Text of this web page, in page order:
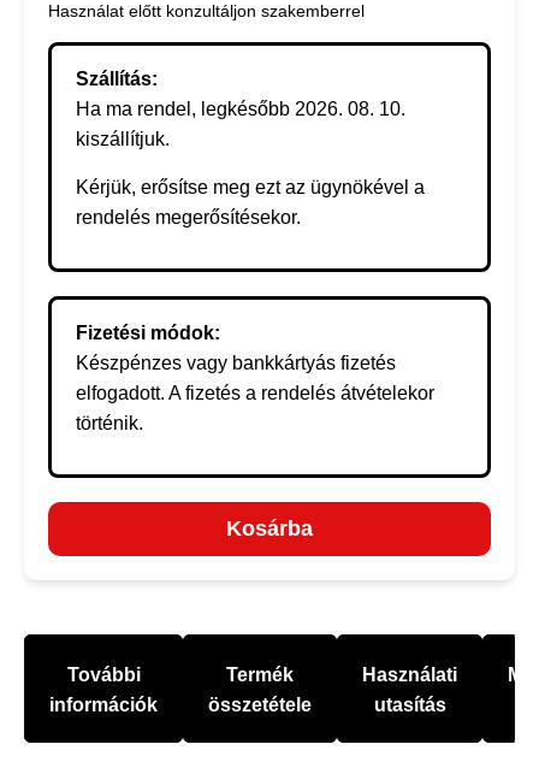
Használat előtt konzultáljon szakemberrel
Szállítás:
Ha ma rendel, legkésőbb 2026. 08. 10.
kiszállítjuk.
Kérjük, erősítse meg ezt az ügynökével a
rendelés megerősítésekor.
Fizetési módok:
Készpénzes vagy bankkártyás fizetés
elfogadott. A fizetés a rendelés átvételekor
történik.
Kosárba
További
információk
Termék
összetétele
Használati
utasítás